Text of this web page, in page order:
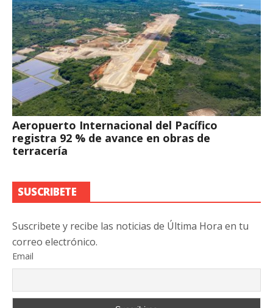
Aeropuerto Internacional del Pacífico
registra 92 % de avance en obras de
terracería
SUSCRIBETE
Suscribete y recibe las noticias de Última Hora en tu
correo electrónico.
Email